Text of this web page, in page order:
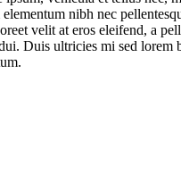
nibh nec
velit at eros eleifend, a
Duis ultricies mi sed lorem